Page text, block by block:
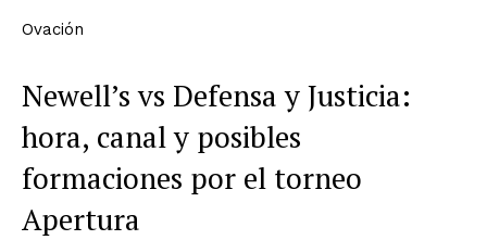
Ovación
Newell’s vs Defensa y Justicia:
hora, canal y posibles
formaciones por el torneo
Apertura